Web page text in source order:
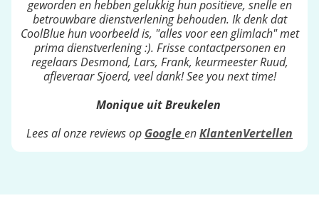
geworden en hebben gelukkig hun positieve, snelle en
betrouwbare dienstverlening behouden. Ik denk dat
CoolBlue hun voorbeeld is, "alles voor een glimlach" met
prima dienstverlening :). Frisse contactpersonen en
regelaars Desmond, Lars, Frank, keurmeester Ruud,
afleveraar Sjoerd, veel dank! See you next time!
Monique uit Breukelen
Lees al onze reviews op GoogleenKlantenVertellen